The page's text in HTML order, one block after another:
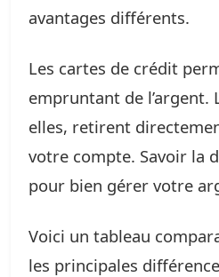
avantages différents.
Les cartes de crédit
empruntant de l’argent.
elles, retirent
votre compte. Savoir la
pour bien gérer votre
Voici un tableau
les principales